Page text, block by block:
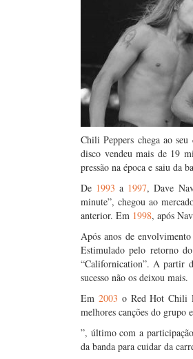
Chili Peppers chega ao
disco vendeu mais de 19
pressão na época e saiu da
De 1993 a 1997, Dave
minute”, chegou ao
anterior. Em 1998, após
Após anos de
Estimulado pelo retorno
“Californication”. A partir
sucesso não os deixou mais.
Em 2003 o Red Hot Chili
melhores canções do grupo
”, último com a
da banda para cuidar da